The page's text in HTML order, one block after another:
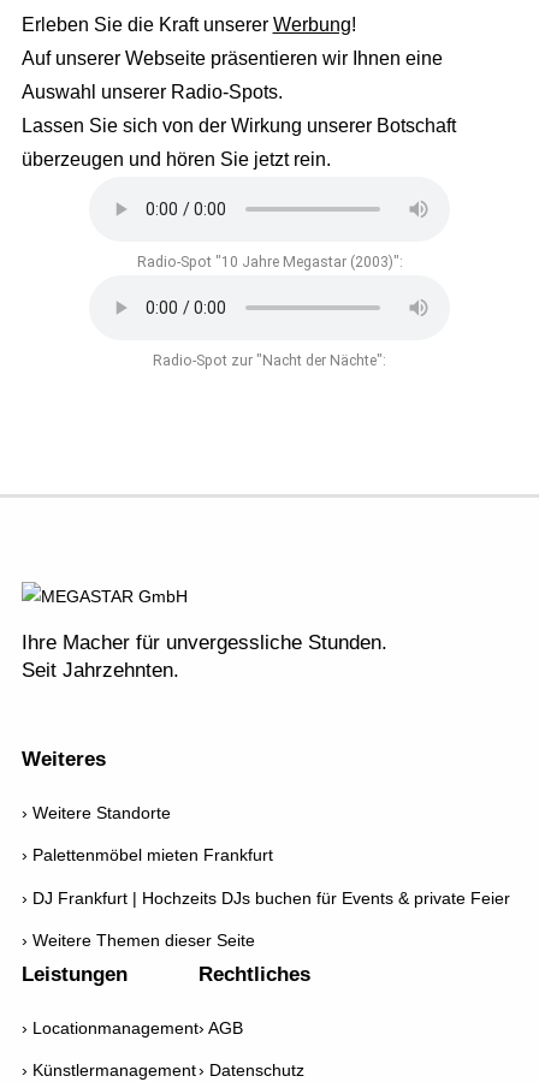
Erleben Sie die Kraft unserer Werbung!
Auf unserer Webseite präsentieren wir Ihnen eine
Auswahl unserer Radio-Spots.
Lassen Sie sich von der Wirkung unserer Botschaft
überzeugen und hören Sie jetzt rein.
Radio-Spot "10 Jahre Megastar (2003)":
Radio-Spot zur "Nacht der Nächte":
Ihre Macher für unvergessliche Stunden.
Seit Jahrzehnten.
Weiteres
Weitere Standorte
Palettenmöbel mieten Frankfurt
DJ Frankfurt | Hochzeits DJs buchen für Events & private Feier
Weitere Themen dieser Seite
Leistungen
Locationmanagement
Künstlermanagement
Rechtliches
AGB
Datenschutz